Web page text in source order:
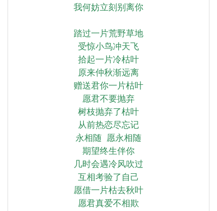
我何妨立刻别离你
踏过一片荒野草地
受惊小鸟冲天飞
拾起一片冷枯叶
原来仲秋渐远离
赠送君你一片枯叶
愿君不要抛弃
树枝抛弃了枯叶
从前热恋尽忘记
永相随 愿永相随
期望终生伴你
几时会遇冷风吹过
互相考验了自己
愿借一片枯去秋叶
愿君真爱不相欺